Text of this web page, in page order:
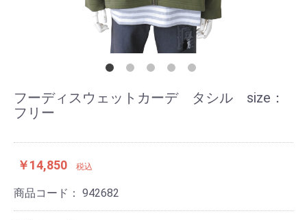
フーディスウェットカーデ タシル size：
フリー
￥14,850 税込
商品コード： 942682